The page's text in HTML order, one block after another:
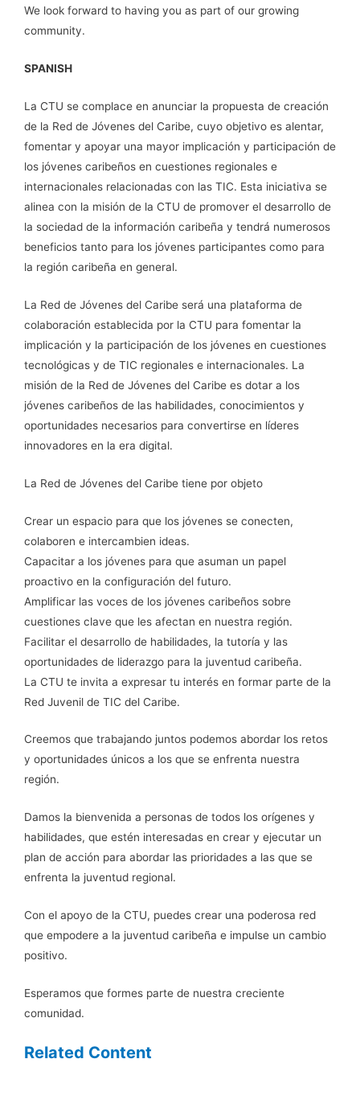
We look forward to having you as part of our growing
community.
SPANISH
La CTU se complace en anunciar la propuesta de creación
de la Red de Jóvenes del Caribe, cuyo objetivo es alentar,
fomentar y apoyar una mayor implicación y participación de
los jóvenes caribeños en cuestiones regionales e
internacionales relacionadas con las TIC. Esta iniciativa se
alinea con la misión de la CTU de promover el desarrollo de
la sociedad de la información caribeña y tendrá numerosos
beneficios tanto para los jóvenes participantes como para
la región caribeña en general.
La Red de Jóvenes del Caribe será una plataforma de
colaboración establecida por la CTU para fomentar la
implicación y la participación de los jóvenes en cuestiones
tecnológicas y de TIC regionales e internacionales. La
misión de la Red de Jóvenes del Caribe es dotar a los
jóvenes caribeños de las habilidades, conocimientos y
oportunidades necesarios para convertirse en líderes
innovadores en la era digital.
La Red de Jóvenes del Caribe tiene por objeto
Crear un espacio para que los jóvenes se conecten,
colaboren e intercambien ideas.
Capacitar a los jóvenes para que asuman un papel
proactivo en la configuración del futuro.
Amplificar las voces de los jóvenes caribeños sobre
cuestiones clave que les afectan en nuestra región.
Facilitar el desarrollo de habilidades, la tutoría y las
oportunidades de liderazgo para la juventud caribeña.
La CTU te invita a expresar tu interés en formar parte de la
Red Juvenil de TIC del Caribe.
Creemos que trabajando juntos podemos abordar los retos
y oportunidades únicos a los que se enfrenta nuestra
región.
Damos la bienvenida a personas de todos los orígenes y
habilidades, que estén interesadas en crear y ejecutar un
plan de acción para abordar las prioridades a las que se
enfrenta la juventud regional.
Con el apoyo de la CTU, puedes crear una poderosa red
que empodere a la juventud caribeña e impulse un cambio
positivo.
Esperamos que formes parte de nuestra creciente
comunidad.
Related Content